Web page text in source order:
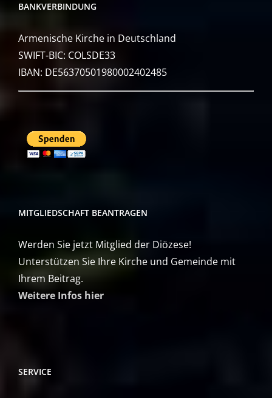
BANKVERBINDUNG
Armenische Kirche in Deutschland
SWIFT-BIC: COLSDE33
IBAN: DE56370501980002402485
MITGLIEDSCHAFT BEANTRAGEN
Werden Sie jetzt Mitglied der Diözese!
Unterstützen Sie Ihre Kirche und Gemeinde mit
Ihrem Beitrag.
Weitere Infos hier
SERVICE